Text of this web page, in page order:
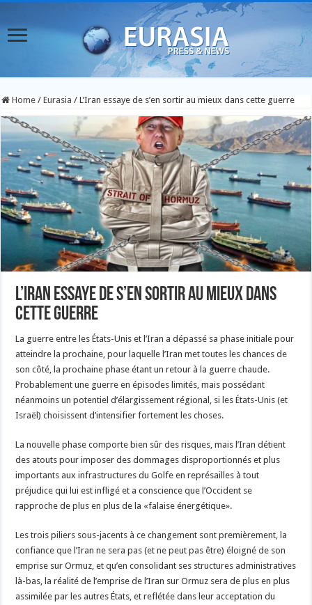
Home / Eurasia / L’Iran essaye de s’en sortir au mieux dans cette guerre
L’Iran essaye de s’en sortir au mieux dans
cette guerre
La guerre entre les États-Unis et l’Iran a dépassé sa phase initiale pour
atteindre la prochaine, pour laquelle l’Iran met toutes les chances de
son côté, la prochaine phase étant un retour à la guerre chaude.
Probablement une guerre en épisodes limités, mais possédant
néanmoins un potentiel d’élargissement régional, si les États-Unis (et
Israël) choisissent d’intensifier fortement les choses.
La nouvelle phase comporte bien sûr des risques, mais l’Iran détient
des atouts pour imposer des dommages disproportionnés et plus
importants aux infrastructures du Golfe en représailles à tout
préjudice qui lui est infligé et a conscience que l’Occident se
rapproche de plus en plus de la «falaise énergétique».
Les trois piliers sous-jacents à ce changement sont premièrement, la
confiance que l’Iran ne sera pas (et ne peut pas être) éloigné de son
emprise sur Ormuz, et qu’en consolidant ses structures administratives
là-bas, la réalité de l’emprise de l’Iran sur Ormuz sera de plus en plus
assimilée par les autres États, et reflétée dans leur acceptation du